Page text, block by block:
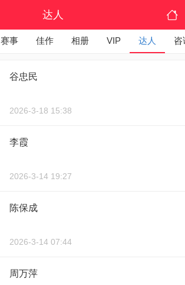
达人
赛事 佳作 相册 VIP 达人 咨
谷忠民
2026-3-18 15:38
李霞
2026-3-14 19:27
陈保成
2026-3-14 07:44
周万萍